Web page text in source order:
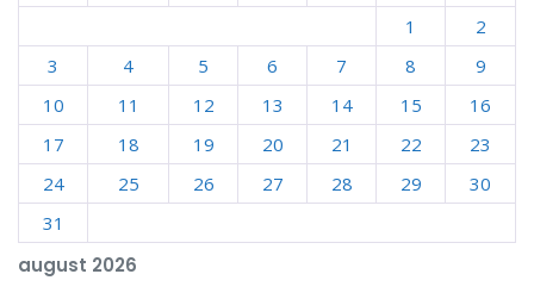
august 2026
1
2
3
4 5 6 7 8
9
10
11 12 13 14 15
16
17
18 19 20 21 22
23
24
25 26 27 28 29
30
31